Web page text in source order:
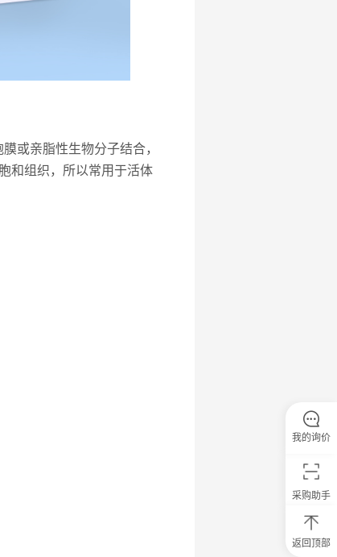
或亲脂性生物分子结合，
和组织，所以常用于活体
采购助手
返回顶部
我的询价